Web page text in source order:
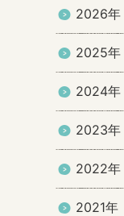
2026年
2025年
2024年
2023年
2022年
2021年